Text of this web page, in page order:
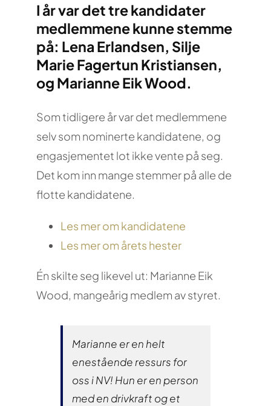
I år var det tre kandidater
medlemmene kunne stemme
på: Lena Erlandsen, Silje
Marie Fagertun Kristiansen,
og Marianne Eik Wood.
Som tidligere år var det medlemmene
selv som nominerte kandidatene, og
engasjementet lot ikke vente på seg.
Det kom inn mange stemmer på alle de
flotte kandidatene.
Les mer om kandidatene
Les mer om årets hester
Én skilte seg likevel ut: Marianne Eik
Wood, mangeårig medlem av styret.
Marianne er en helt
enestående ressurs for
oss i NV! Hun er en person
med en drivkraft og et